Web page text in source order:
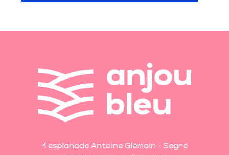
1 esplanade Antoine Glémain - Segré